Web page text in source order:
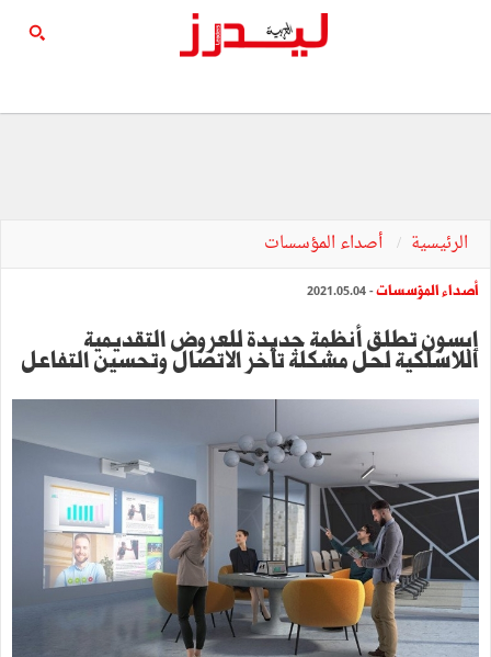
الرئيسية أصداء المؤسسات
أصداء المؤسسات- 2021.05.04
إبسون تطلق أنظمة جديدة للعروض التقديمية
اللاسلكية لحل مشكلة تأخر الاتصال وتحسين التفاعل